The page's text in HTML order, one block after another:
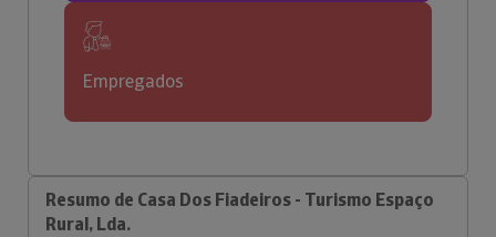
Empregados
Resumo de Casa Dos Fiadeiros - Turismo Espaço
Rural, Lda.